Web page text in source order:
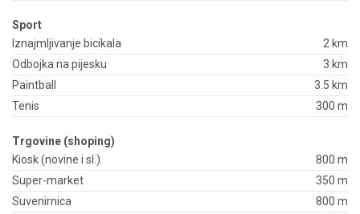
Sport
Iznajmljivanje bicikala
2 km
Odbojka na pijesku
3 km
Paintball
3.5 km
Tenis
300 m
Trgovine (shoping)
Kiosk (novine i sl.)
800 m
Super-market
350 m
Suvenirnica
800 m